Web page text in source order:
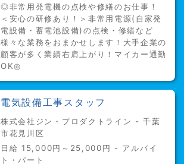
◎非常用発電機の点検や修繕のお仕事！
＜安心の研修あり！＞非常用電源(自家発
電設備・蓄電池設備)の点検・修繕など
様々な業務をおまかせします！大手企業の
顧客が多く業績右肩上がり！マイカー通勤
OK◎
電気設備工事スタッフ
株式会社ジン・プロダクトライン - 千葉
市花見川区
日給 15,000円～25,000円 - アルバイ
ト・パート